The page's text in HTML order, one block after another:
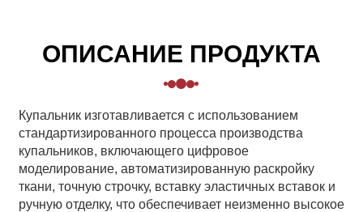
ОПИСАНИЕ ПРОДУКТА
Купальник изготавливается с использованием
стандартизированного процесса производства
купальников, включающего цифровое
моделирование, автоматизированную раскройку
ткани, точную строчку, вставку эластичных вставок и
ручную отделку, что обеспечивает неизменно высокое